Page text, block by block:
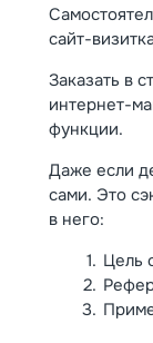
сайт-
Заказать в
интернет-
функции.
Даже если
сами. Это
в него:
Цель